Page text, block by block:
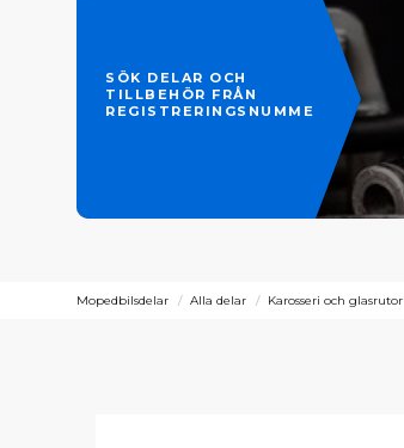
SÖK DELAR OCH
TILLBEHÖR FRÅN
REGISTRERINGSNUMMER
Mopedbilsdelar Alla delar Karosseri och glasrutor